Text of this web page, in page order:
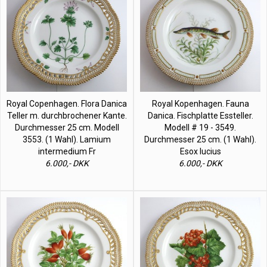
Royal Copenhagen. Flora Danica
Teller m. durchbrochener Kante.
Durchmesser 25 cm. Modell
3553. (1 Wahl). Lamium
intermedium Fr
6.000,- DKK
Royal Kopenhagen. Fauna
Danica. Fischplatte Essteller.
Modell # 19 - 3549.
Durchmesser 25 cm. (1 Wahl).
Esox lucius
6.000,- DKK